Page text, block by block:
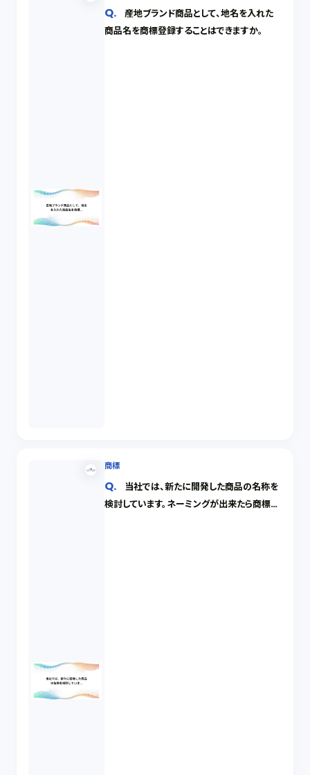
産地ブランド商品として、地名を入れた
商品名を商標登録することはできますか。
商標
当社では、新たに開発した商品の名称を
検討しています。ネーミングが出来たら商標登